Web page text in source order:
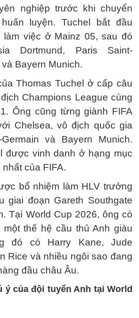
nghiệp trước khi chuyển
luyện. Tuchel bắt đầu
việc ở Mainz 05, sau đó
Dortmund, Paris Saint-
Bayern Munich.
Thomas Tuchel ở cấp câu
Champions League cùng
Ông cũng từng giành FIFA
Chelsea, vô địch quốc gia
và Bayern Munich.
được vinh danh ở hạng mục
của FIFA.
bổ nhiệm làm HLV trưởng
giai đoạn Gareth Southgate
Tại World Cup 2026, ông có
thế hệ cầu thủ Anh giàu
đó có Harry Kane, Jude
Rice và nhiều ngôi sao đang
đầu châu Âu.
ý của đội tuyển Anh tại World